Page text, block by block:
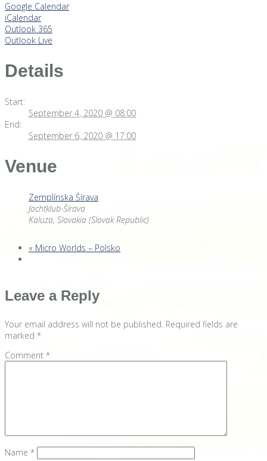
Google Calendar
iCalendar
Outlook 365
Outlook Live
Details
Start:
September 4, 2020 @ 08:00
End:
September 6, 2020 @ 17:00
Venue
Zemplínska Šírava
Jachtklub-Šírava
Kaluza, Slovakia (Slovak Republic)
« Micro Worlds – Polsko
Leave a Reply
Your email address will not be published. Required fields are
marked *
Comment *
Name *